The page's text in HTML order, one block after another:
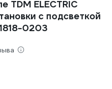
TDM ELECTRIC
с подсветкой
0203